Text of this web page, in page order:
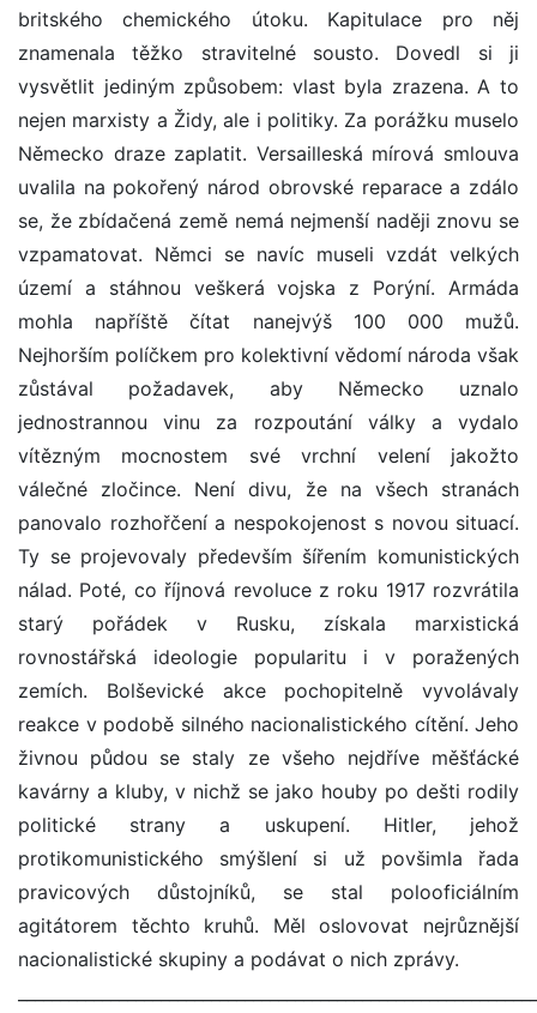
britského chemického útoku. Kapitulace pro něj
znamenala těžko stravitelné sousto. Dovedl si ji
vysvětlit jediným způsobem: vlast byla zrazena. A to
nejen marxisty a Židy, ale i politiky. Za porážku muselo
Německo draze zaplatit. Versailleská mírová smlouva
uvalila na pokořený národ obrovské reparace a zdálo
se, že zbídačená země nemá nejmenší naději znovu se
vzpamatovat. Němci se navíc museli vzdát velkých
území a stáhnou veškerá vojska z Porýní. Armáda
mohla napříště čítat nanejvýš 100 000 mužů.
Nejhorším políčkem pro kolektivní vědomí národa však
zůstával požadavek, aby Německo uznalo
jednostrannou vinu za rozpoutání války a vydalo
vítězným mocnostem své vrchní velení jakožto
válečné zločince. Není divu, že na všech stranách
panovalo rozhořčení a nespokojenost s novou situací.
Ty se projevovaly především šířením komunistických
nálad. Poté, co říjnová revoluce z roku 1917 rozvrátila
starý pořádek v Rusku, získala marxistická
rovnostářská ideologie popularitu i v poražených
zemích. Bolševické akce pochopitelně vyvolávaly
reakce v podobě silného nacionalistického cítění. Jeho
živnou půdou se staly ze všeho nejdříve měšťácké
kavárny a kluby, v nichž se jako houby po dešti rodily
politické strany a uskupení. Hitler, jehož
protikomunistického smýšlení si už povšimla řada
pravicových důstojníků, se stal polooficiálním
agitátorem těchto kruhů. Měl oslovovat nejrůznější
nacionalistické skupiny a podávat o nich zprávy.